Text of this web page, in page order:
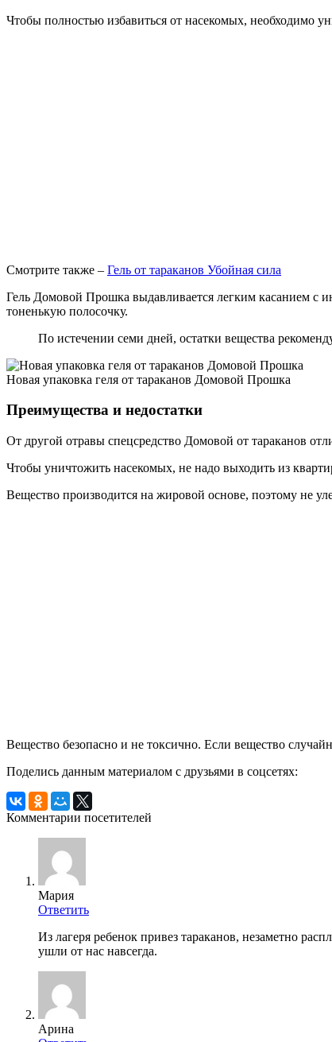
Чтобы полностью избавиться от насекомых, необходимо
Смотрите также – Гель от тараканов Убойная сила
Гель Домовой Прошка выдавливается легким касанием с
тоненькую полосочку.
По истечении семи дней, остатки вещества
Новая упаковка геля от тараканов Домовой Прошка
Преимущества и недостатки
От другой отравы спецсредство Домовой от тараканов
Чтобы уничтожить насекомых, не надо выходить из
Вещество производится на жировой основе, поэтому не
Вещество безопасно и не токсично. Если вещество
Поделись данным материалом с друзьями в соцсетях:
Комментарии посетителей
Мария
Ответить
Из лагеря ребенок привез тараканов, незаметно
ушли от нас навсегда.
Арина